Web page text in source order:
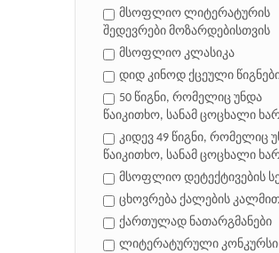
მსოფლიო ლიტერატურის
შედევრები მოზარდებისთვის
მსოფლიო კლასიკა
დიდ კინოდ ქცეული
50 წიგნი, რომელიც უნდა
წაიკითხო, სანამ ცოცხალი
კიდევ 49 წიგნი, რომელიც
წაიკითხო, სანამ ცოცხალი
მსოფლიო დეტექტივების
ცხოვრება ქალების
ქართულად ნათარგმანები
ლიტერატურული კონკურსი